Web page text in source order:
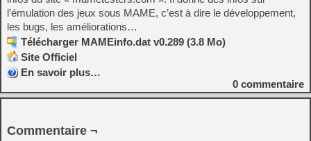
l’émulation des jeux sous MAME, c’est à dire le développement,
les bugs, les améliorations…
Télécharger MAMEinfo.dat v0.289 (3.8 Mo)
Site Officiel
En savoir plus…
0 commentaire
Commentaire ¬